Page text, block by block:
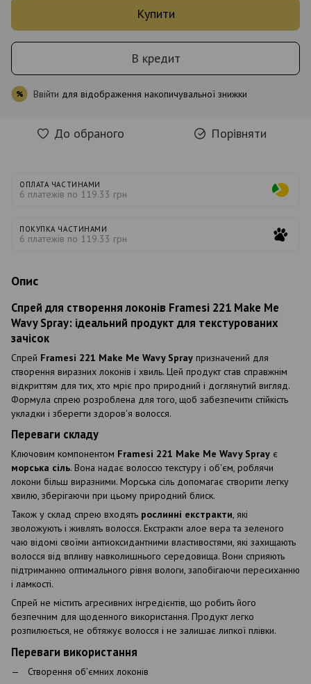
Купити
В кредит
% Ввійти для відображення накопичувальної знижки
До обраного Порівняти
ОПЛАТА ЧАСТИНАМИ
6 платежів по 119.33 грн
ПОКУПКА ЧАСТИНАМИ
6 платежів по 119.33 грн
Опис
Спрей для створення локонів Framesi 221 Make Me
Wavy Spray: ідеальний продукт для текстурованих
зачісок
Спрей Framesi 221 Make Me Wavy Spray призначений для
створення виразних локонів і хвиль. Цей продукт став справжнім
відкриттям для тих, хто мріє про природний і доглянутий вигляд.
Формула спрею розроблена для того, щоб забезпечити стійкість
укладки і зберегти здоров'я волосся.
Переваги складу
Ключовим компонентом Framesi 221 Make Me Wavy Spray є
морська сіль. Вона надає волоссю текстуру і об'єм, роблячи
локони більш виразними. Морська сіль допомагає створити легку
хвилю, зберігаючи при цьому природний блиск.
Також у склад спрею входять рослинні екстракти, які
зволожують і живлять волосся. Екстракти алое вера та зеленого
чаю відомі своїми антиоксидантними властивостями, які захищають
волосся від впливу навколишнього середовища. Вони сприяють
підтриманню оптимального рівня вологи, запобігаючи пересиханню
і ламкості.
Спрей не містить агресивних інгредієнтів, що робить його
безпечним для щоденного використання. Продукт легко
розпилюється, не обтяжує волосся і не залишає липкої плівки.
Переваги використання
Створення об’ємних локонів